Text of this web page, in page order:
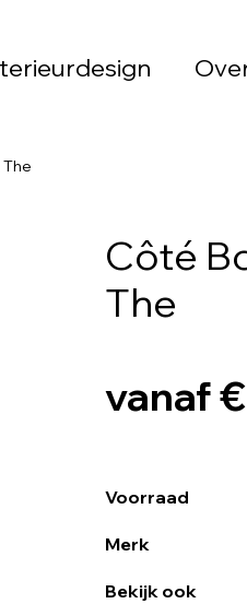
Côté
The
vanaf
Voorraad
Merk
Bekijk ook